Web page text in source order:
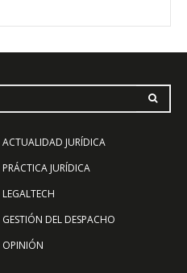
ACTUALIDAD JURÍDICA
PRÁCTICA JURÍDICA
LEGALTECH
GESTIÓN DEL DESPACHO
OPINIÓN